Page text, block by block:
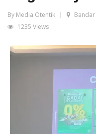
By Media Otentik
1235 Views